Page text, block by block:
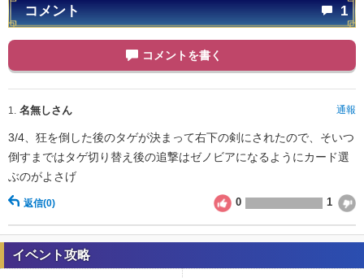
コメント 1
コメントを書く
1. 名無しさん 通報
3/4、狂を倒した後のタゲが決まって右下の剣にされたので、そいつ
倒すまではタゲ切り替え後の追撃はゼノビアになるようにカード選
ぶのがよさげ
返信(0) 0 1
イベント攻略